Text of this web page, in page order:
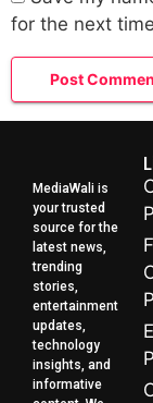
for the next
MediaWali is
your trusted
source for the
latest news,
trending
stories,
entertainment
updates,
technology
insights, and
informative